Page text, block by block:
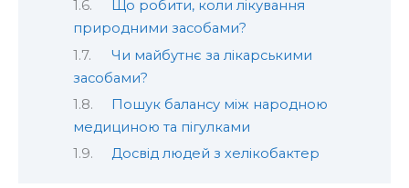
Що робити, коли лікування
природними засобами?
Чи майбутнє за лікарськими
засобами?
Пошук балансу між народною
медициною та пігулками
Досвід людей з хелікобактер